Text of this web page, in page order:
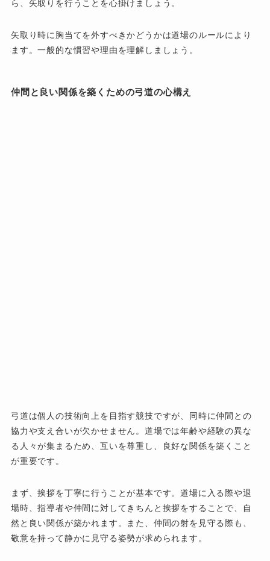
ら、矢取りを行うことを心掛けましょう。
矢取り時に胸当てを外すべきかどうかは道場のルールにより
ます。一般的な慣習や理由を理解しましょう。
仲間と良い関係を築くための弓道の心構え
弓道は個人の技術向上を目指す競技ですが、同時に仲間との
協力や支え合いが欠かせません。道場では年齢や経験の異な
る人々が集まるため、互いを尊重し、良好な関係を築くこと
が重要です。
まず、挨拶を丁寧に行うことが基本です。道場に入る際や退
場時、指導者や仲間に対してきちんと挨拶をすることで、自
然と良い関係が築かれます。また、仲間の射を見守る際も、
敬意を持って静かに見守る姿勢が求められます。